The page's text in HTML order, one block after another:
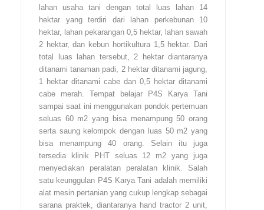
lahan usaha tani dengan total luas lahan 14
hektar yang terdiri dari lahan perkebunan 10
hektar, lahan pekarangan 0,5 hektar, lahan sawah
2 hektar, dan kebun hortikultura 1,5 hektar. Dari
total luas lahan tersebut, 2 hektar diantaranya
ditanami tanaman padi, 2 hektar ditanami jagung,
1 hektar ditanami cabe dan 0,5 hektar ditanami
cabe merah. Tempat belajar P4S Karya Tani
sampai saat ini menggunakan pondok pertemuan
seluas 60 m2 yang bisa menampung 50 orang
serta saung kelompok dengan luas 50 m2 yang
bisa menampung 40 orang. Selain itu juga
tersedia klinik PHT seluas 12 m2 yang juga
menyediakan peralatan peralatan klinik. Salah
satu keunggulan P4S Karya Tani adalah memiliki
alat mesin pertanian yang cukup lengkap sebagai
sarana praktek, diantaranya hand tractor 2 unit,